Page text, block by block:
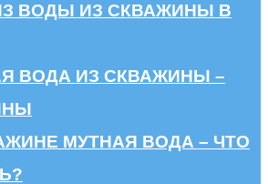
ВОДЫ ИЗ СКВАЖИНЫ В
ВОДА ИЗ СКВАЖИНЫ –
МУТНАЯ ВОДА – ЧТО